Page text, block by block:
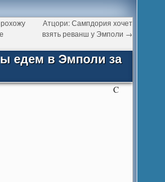
Атцори: Сампдория хочет
взять реванш у Эмполи →
едем в Эмполи за
C